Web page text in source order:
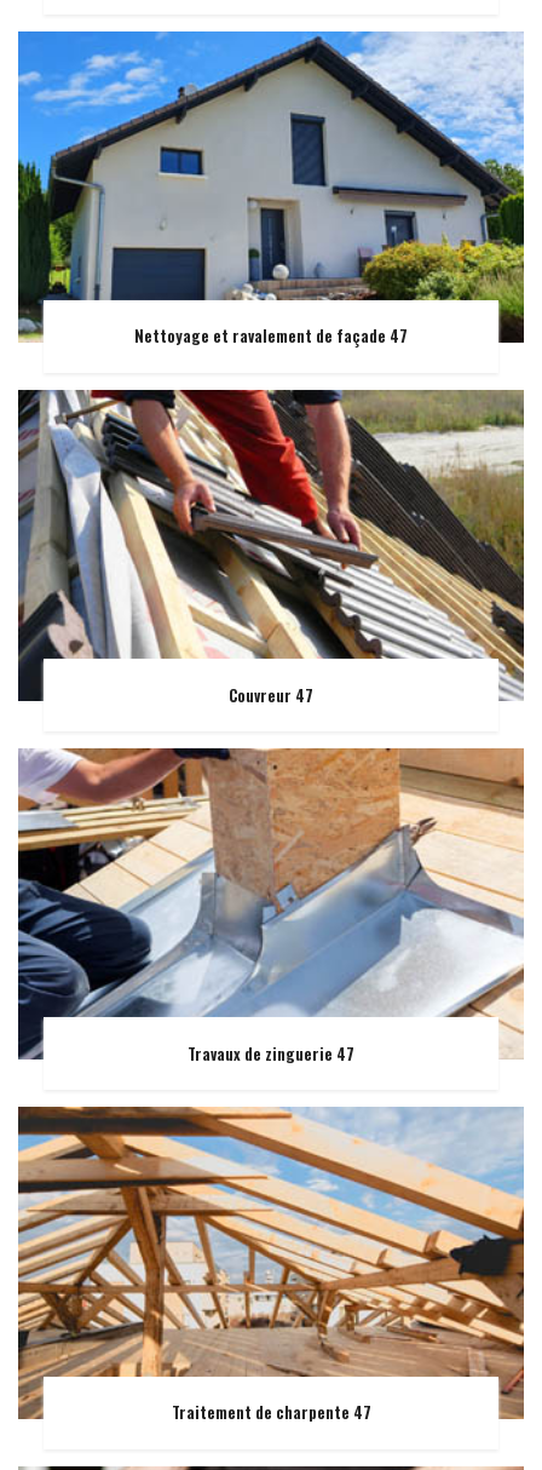
Nettoyage et ravalement de façade 47
Couvreur 47
Travaux de zinguerie 47
Traitement de charpente 47